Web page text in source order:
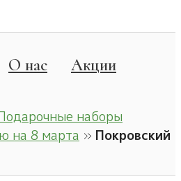
О нас
Акции
наборы
на 8 марта » Покровский